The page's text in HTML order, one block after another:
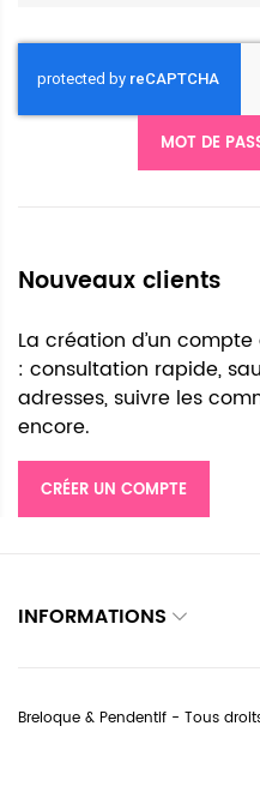
MOT DE
Nouveaux clients
La création d’un
: consultation rapide,
adresses, suivre les
encore.
CRÉER UN COMPTE
INFORMATIONS
Breloque & Pendentif - Tous